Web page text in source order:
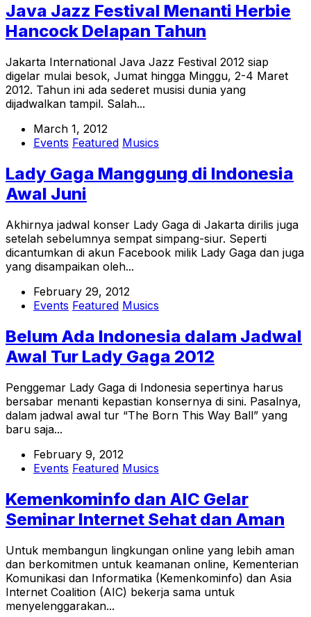
Java Jazz Festival Menanti Herbie
Hancock Delapan Tahun
Jakarta International Java Jazz Festival 2012 siap
digelar mulai besok, Jumat hingga Minggu, 2-4 Maret
2012. Tahun ini ada sederet musisi dunia yang
dijadwalkan tampil. Salah...
March 1, 2012
Events Featured Musics
Lady Gaga Manggung di Indonesia
Awal Juni
Akhirnya jadwal konser Lady Gaga di Jakarta dirilis juga
setelah sebelumnya sempat simpang-siur. Seperti
dicantumkan di akun Facebook milik Lady Gaga dan juga
yang disampaikan oleh...
February 29, 2012
Events Featured Musics
Belum Ada Indonesia dalam Jadwal
Awal Tur Lady Gaga 2012
Penggemar Lady Gaga di Indonesia sepertinya harus
bersabar menanti kepastian konsernya di sini. Pasalnya,
dalam jadwal awal tur “The Born This Way Ball” yang
baru saja...
February 9, 2012
Events Featured Musics
Kemenkominfo dan AIC Gelar
Seminar Internet Sehat dan Aman
Untuk membangun lingkungan online yang lebih aman
dan berkomitmen untuk keamanan online, Kementerian
Komunikasi dan Informatika (Kemenkominfo) dan Asia
Internet Coalition (AIC) bekerja sama untuk
menyelenggarakan...